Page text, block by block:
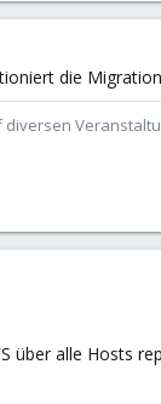
die
diversen
über alle Hosts